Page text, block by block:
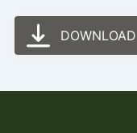
DOWNLOAD